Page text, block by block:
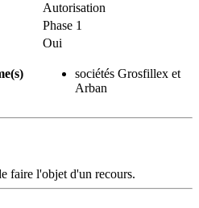
Autorisation
Phase 1
Oui
sociétés Grosfillex et
Arban
faire l'objet d'un recours.